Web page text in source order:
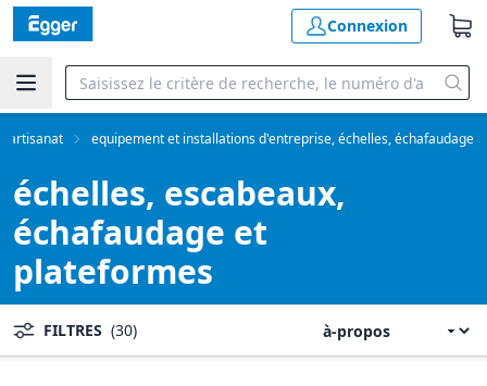
Connexion
equipement et installations d'entreprise, échelles, échafaudage
échelles, escabeaux,
échafaudage et
plateformes
FILTRES (30)